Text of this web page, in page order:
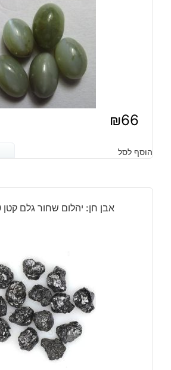
₪66
הוסף לסל
אבן חן: יהלום שחור גלם קטן 0.20 קרט